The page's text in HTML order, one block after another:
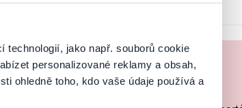
technologií, jako např. souborů cookie
personalizované reklamy a obsah,
ohledně toho, kdo vaše údaje používá a
a držitelé průkazu ZTP/P zdarma bez
ZTP/P za plnou cenu
vstupenek
si vždy zakoupíte originální vstupenky.